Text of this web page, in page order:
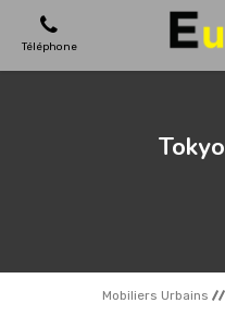
Téléphone
SKATEPARKS
Tokyo
Mobiliers Urbains